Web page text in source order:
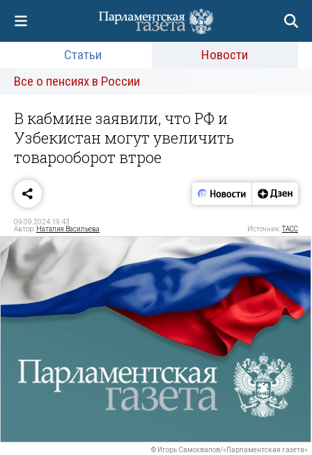
Статьи
Новости
Все о пенсиях в России
В кабмине заявили, что РФ и
Узбекистан могут увеличить
товарооборот втрое
09.09.2024 19:43
Автор: Наталия Васильева Источник:ТАСС
© Игорь Самохвалов/«Парламентская газета»